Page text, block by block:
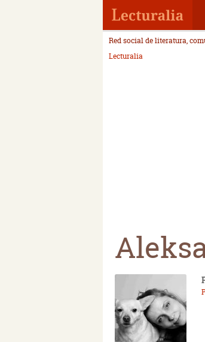
Red social de literatura,
Lecturalia